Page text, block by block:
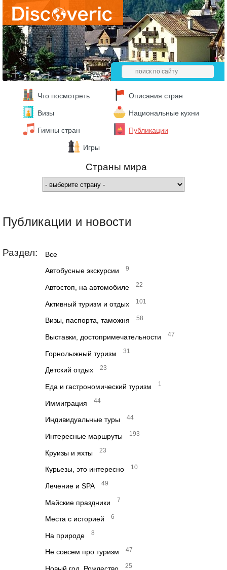
Что посмотреть Описания стран
Визы Национальные кухни
Гимны стран Публикации
Игры
Страны мира
Публикации и новости
Раздел: Все
Автобусные экскурсии 9
Автостоп, на автомобиле 22
Активный туризм и отдых 101
Визы, паспорта, таможня 58
Выставки, достопримечательности 47
Горнолыжный туризм 31
Детский отдых 23
Еда и гастрономический туризм 1
Иммиграция 44
Индивидуальные туры 44
Интересные маршруты 193
Круизы и яхты 23
Курьезы, это интересно 10
Лечение и SPA 49
Майские праздники 7
Места с историей 6
На природе 8
Не совсем про туризм 47
25